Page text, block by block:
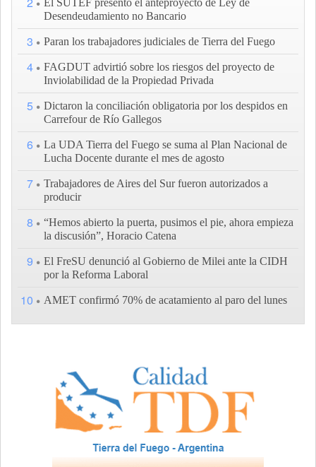
El SUTEF presentó el anteproyecto de Ley de
Desendeudamiento no Bancario
3 Paran los trabajadores judiciales de Tierra del Fuego
4
FAGDUT advirtió sobre los riesgos del proyecto de
Inviolabilidad de la Propiedad Privada
5
Dictaron la conciliación obligatoria por los despidos en
Carrefour de Río Gallegos
6
La UDA Tierra del Fuego se suma al Plan Nacional de
Lucha Docente durante el mes de agosto
7
Trabajadores de Aires del Sur fueron autorizados a
producir
8
“Hemos abierto la puerta, pusimos el pie, ahora empieza
la discusión”, Horacio Catena
9
El FreSU denunció al Gobierno de Milei ante la CIDH
por la Reforma Laboral
10 AMET confirmó 70% de acatamiento al paro del lunes